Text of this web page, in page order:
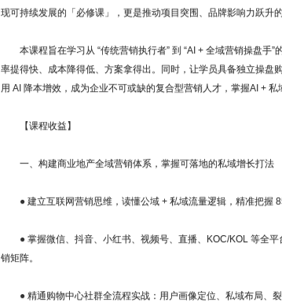
现可持续发展的「必修课」，更是推动项目突围、品牌影响力跃升的
本课程旨在学习从 “传统营销执行者” 到 “AI + 全域营销操盘手”
率提得快、成本降得低、方案拿得出。同时，让学员具备独立操盘
用 AI 降本增效，成为企业不可或缺的复合型营销人才，掌握AI + 私
【课程收益】
一、构建商业地产全域营销体系，掌握可落地的私域增长打法
● 建立互联网营销思维，读懂公域 + 私域流量逻辑，精准把握
● 掌握微信、抖音、小红书、视频号、直播、KOC/KOL 等全平
销矩阵。
● 精通购物中心社群全流程实战：用户画像定位、私域布局、